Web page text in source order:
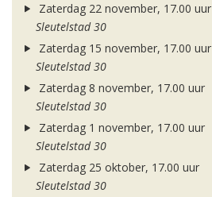
Zaterdag 22 november, 17.00 uur
Sleutelstad 30
Zaterdag 15 november, 17.00 uur
Sleutelstad 30
Zaterdag 8 november, 17.00 uur
Sleutelstad 30
Zaterdag 1 november, 17.00 uur
Sleutelstad 30
Zaterdag 25 oktober, 17.00 uur
Sleutelstad 30